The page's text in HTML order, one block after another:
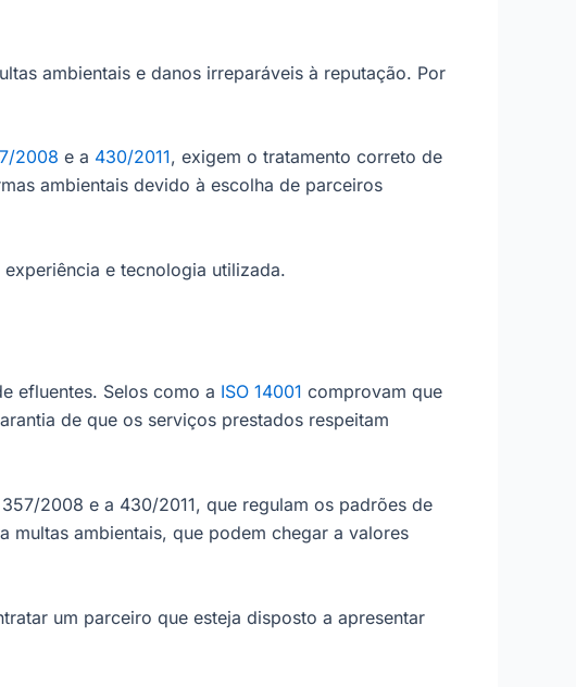
ambientais e danos irreparáveis à reputação. Por
2008 e a 430/2011, exigem o tratamento correto de
ambientais devido à escolha de parceiros
e tecnologia utilizada.
efluentes. Selos como a ISO 14001 comprovam que
de que os serviços prestados respeitam
2008 e a 430/2011, que regulam os padrões de
multas ambientais, que podem chegar a valores
um parceiro que esteja disposto a apresentar